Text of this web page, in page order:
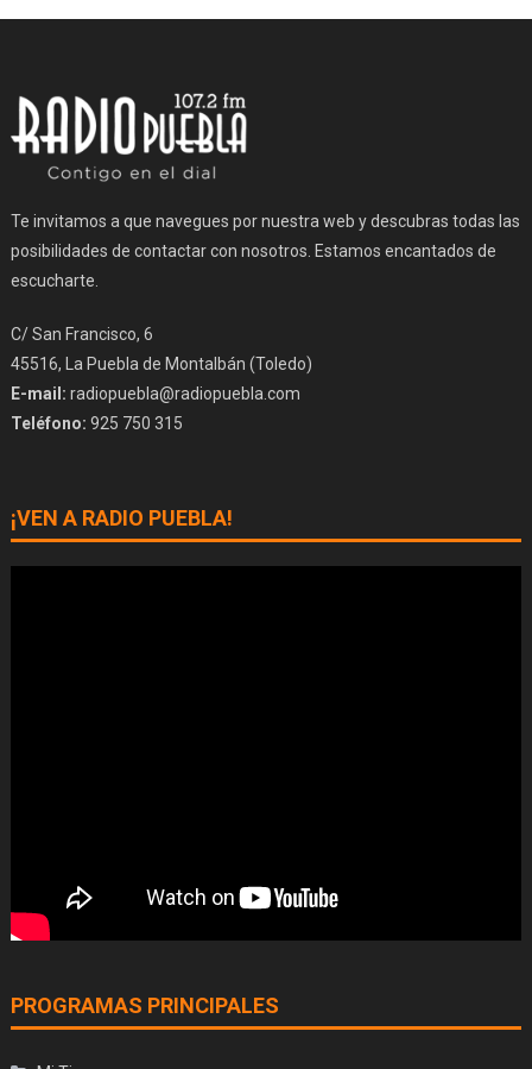
Te invitamos a que navegues por nuestra web y descubras todas las
posibilidades de contactar con nosotros. Estamos encantados de
escucharte.
C/ San Francisco, 6
45516, La Puebla de Montalbán (Toledo)
E-mail: radiopuebla@radiopuebla.com
Teléfono: 925 750 315
¡VEN A RADIO PUEBLA!
PROGRAMAS PRINCIPALES